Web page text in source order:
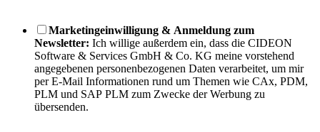
Marketingeinwilligung & Anmeldung zum
Newsletter: Ich willige außerdem ein, dass die CIDEON
Software & Services GmbH & Co. KG meine vorstehend
angegebenen personenbezogenen Daten verarbeitet, um mir
per E-Mail Informationen rund um Themen wie CAx, PDM,
PLM und SAP PLM zum Zwecke der Werbung zu
übersenden.